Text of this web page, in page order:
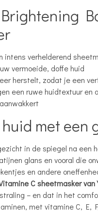
intens verhelderend
vermoeide, doffe huid
herstelt, zodat je een
een ruwe huidtextuur en
met een
in de spiegel na een
glans en vooral die
en andere
C sheetmasker
– en dat in het
met vitamine C, E,